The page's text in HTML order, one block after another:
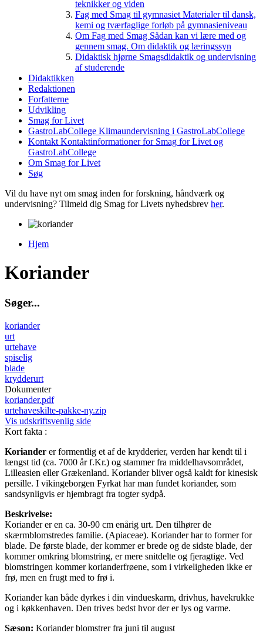
teknikker og viden
Fag med Smag til gymnasiet Materialer til dansk,
kemi og tværfaglige forløb på gymnasieniveau
Om Fag med Smag Sådan kan vi lære med og
gennem smag. Om didaktik og læringssyn
Didaktisk hjørne Smagsdidaktik og undervisning
af studerende
Didaktikken
Redaktionen
Forfatterne
Udvikling
Smag for Livet
GastroLabCollege Klimaundervisning i GastroLabCollege
Kontakt Kontaktinformationer for Smag for Livet og
GastroLabCollege
Om Smag for Livet
Søg
Vil du have nyt om smag inden for forskning, håndværk og
undervisning? Tilmeld dig Smag for Livets nyhedsbrev her.
Hjem
Koriander
Søger...
koriander
urt
urtehave
spiselig
blade
krydderurt
Dokumenter
koriander.pdf
urtehaveskilte-pakke-ny.zip
Vis udskriftsvenlig side
Kort fakta :
Koriander er formentlig et af de krydderier, verden har kendt til i
længst tid (ca. 7000 år f.Kr.) og stammer fra middelhavsområdet,
Lilleasien eller Grækenland. Koriander bliver også kaldt for kinesisk
persille. I vikingeborgen Fyrkat har man fundet koriander, som
sandsynligvis er hjembragt fra togter sydpå.
Beskrivelse:
Koriander er en ca. 30-90 cm enårig urt. Den tilhører de
skærmblomstredes familie. (Apiaceae). Koriander har to former for
blade. De første blade, der kommer er brede og de sidste blade, der
kommer omkring blomstring, er mere snitdelte og fjeragtige. Ved
blomstringen kommer korianderfrøene, som i virkeligheden ikke er
frø, men en frugt med to frø i.
Koriander kan både dyrkes i din vindueskarm, drivhus, havekrukke
og i køkkenhaven. Den trives bedst hvor der er lys og varme.
Sæson: Koriander blomstrer fra juni til august